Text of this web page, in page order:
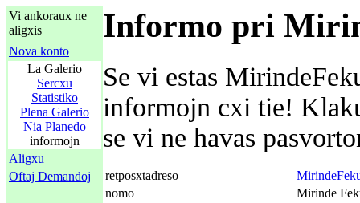
Vi ankoraux ne
aligxis
Nova konto
La Galerio
Sercxu
Statistiko
Plena Galerio
Nia Planedo
informojn
Aligxu
Oftaj Demandoj
Informo pri
Se vi estas
informojn cxi tie!
se vi ne havas
retposxtadreso
nomo
Mirinde